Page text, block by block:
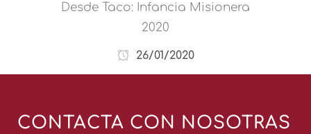
Desde Taco: Infancia Misionera
2020
26/01/2020
CONTACTA CON NOSOTRAS